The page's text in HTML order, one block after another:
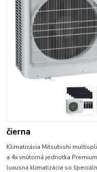
čierna
Klimatizácia Mitsubishi
a 4x vnútorná jednotka
luxusná klimatizácia so